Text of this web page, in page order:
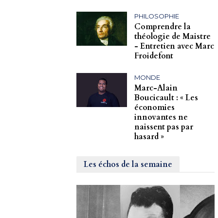
PHILOSOPHIE
Comprendre la
théologie de Maistre
- Entretien avec Marc
Froidefont
MONDE
Marc-Alain
Boucicault : « Les
économies
innovantes ne
naissent pas par
hasard »
Les échos de la semaine